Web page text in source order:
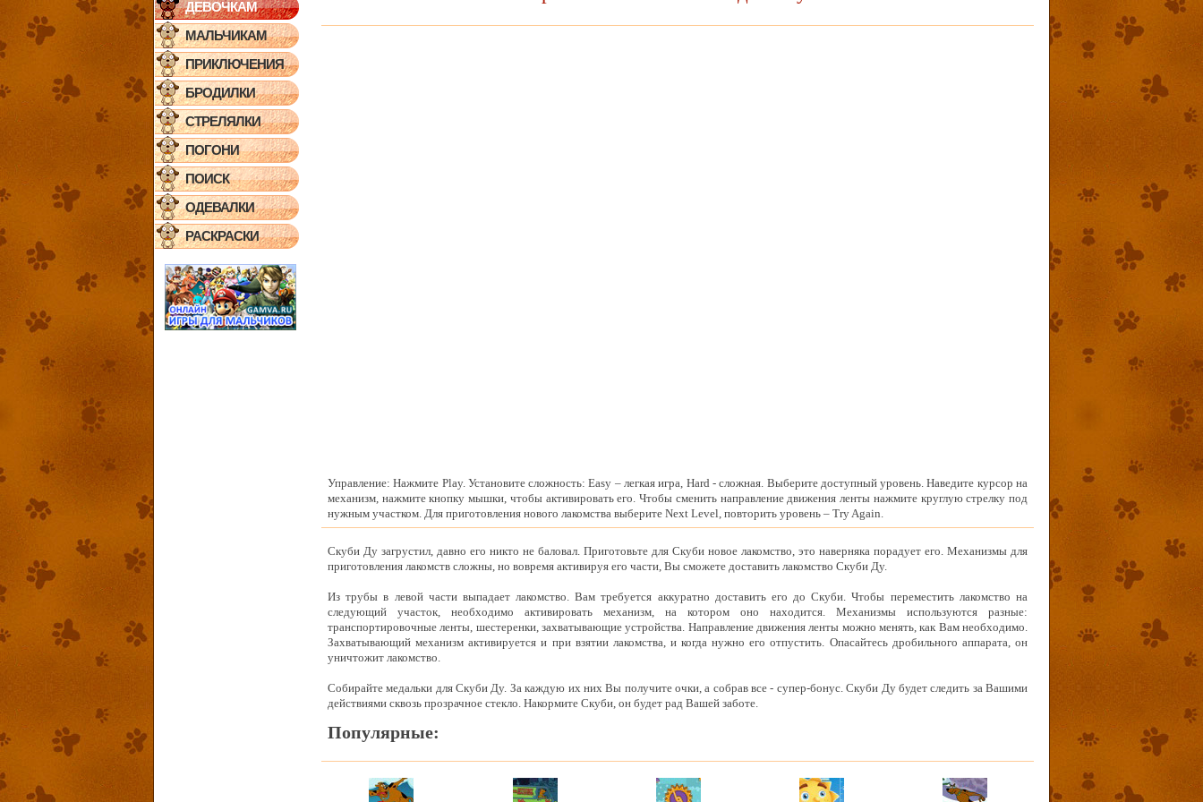
ДЕВОЧКАМ
МАЛЬЧИКАМ
ПРИКЛЮЧЕНИЯ
БРОДИЛКИ
СТРЕЛЯЛКИ
ПОГОНИ
ПОИСК
ОДЕВАЛКИ
РАСКРАСКИ
Управление: Нажмите Play. Установите сложность: Easy – легкая игра, Hard - сложная. Выберите доступный уровень. Наведите курсор на
механизм, нажмите кнопку мышки, чтобы активировать его. Чтобы сменить направление движения ленты нажмите круглую стрелку под
нужным участком. Для приготовления нового лакомства выберите Next Level, повторить уровень – Try Again.
Скуби Ду загрустил, давно его никто не баловал. Приготовьте для Скуби новое лакомство, это наверняка порадует его. Механизмы для
приготовления лакомств сложны, но вовремя активируя его части, Вы сможете доставить лакомство Скуби Ду.
Из трубы в левой части выпадает лакомство. Вам требуется аккуратно доставить его до Скуби. Чтобы переместить лакомство на
следующий участок, необходимо активировать механизм, на котором оно находится. Механизмы используются разные:
транспортировочные ленты, шестеренки, захватывающие устройства. Направление движения ленты можно менять, как Вам необходимо.
Захватывающий механизм активируется и при взятии лакомства, и когда нужно его отпустить. Опасайтесь дробильного аппарата, он
уничтожит лакомство.
Собирайте медальки для Скуби Ду. За каждую их них Вы получите очки, а собрав все - супер-бонус. Скуби Ду будет следить за Вашими
действиями сквозь прозрачное стекло. Накормите Скуби, он будет рад Вашей заботе.
Популярные: